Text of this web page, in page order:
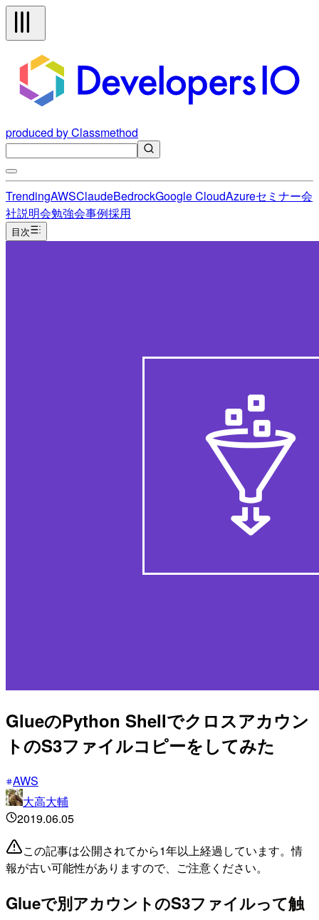
produced by Classmethod
TrendingAWSClaudeBedrockGoogle CloudAzureセミナー会
社説明会勉強会事例採用
目次
GlueのPython Shellでクロスアカウン
トのS3ファイルコピーをしてみた
AWS
大高大輔
2019.06.05
この記事は公開されてから1年以上経過しています。情
報が古い可能性がありますので、ご注意ください。
Glueで別アカウントのS3ファイルって触